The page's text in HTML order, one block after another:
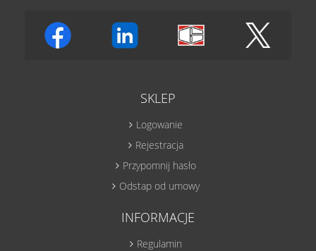
SKLEP
Logowanie
Rejestracja
Przypomnij hasło
Odstap od umowy
INFORMACJE
Regulamin